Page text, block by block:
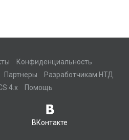
Конфиденциальность
Партнеры
Разработчикам НТД
4.x
Помощь
ВКонтакте